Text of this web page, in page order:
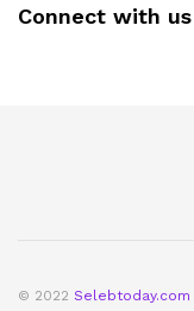
Connect with us
© 2022 Selebtoday.com